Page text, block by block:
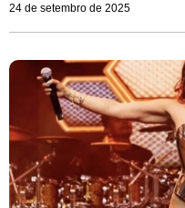
24 de setembro de 2025